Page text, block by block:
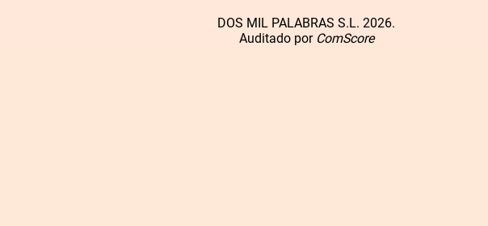
DOS MIL PALABRAS S.L. 2026.
Auditado por ComScore